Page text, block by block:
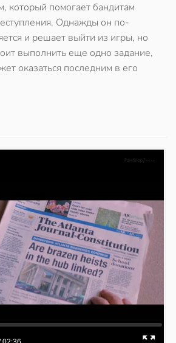
который помогает бандитам
Однажды он по-
и решает выйти из игры, но
выполнить еще одно задание,
оказаться последним в его